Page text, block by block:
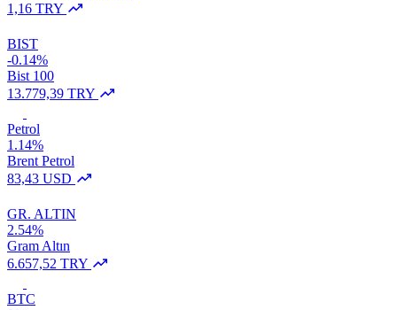
1,16 TRY
BIST
-0.14%
Bist 100
13.779,39 TRY
Petrol
1.14%
Brent Petrol
83,43 USD
GR. ALTIN
2.54%
Gram Altın
6.657,52 TRY
BTC